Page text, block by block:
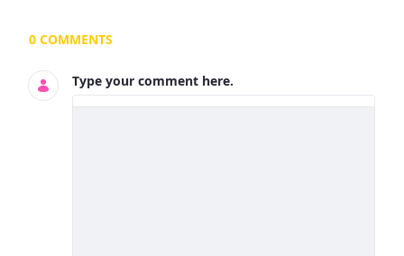
Documents and Media
0 COMMENTS
Type your comment here.